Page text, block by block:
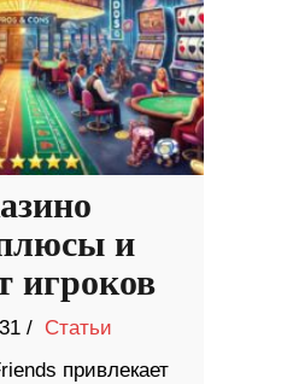
и
игроков
/ Статьи
привлекает